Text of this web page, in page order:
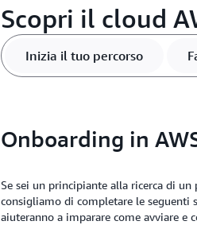
Scopri il cloud
Inizia il tuo percorso
Onboarding in
Se sei un principiante alla ricerca di
consigliamo di completare le
aiuteranno a imparare come avviare e